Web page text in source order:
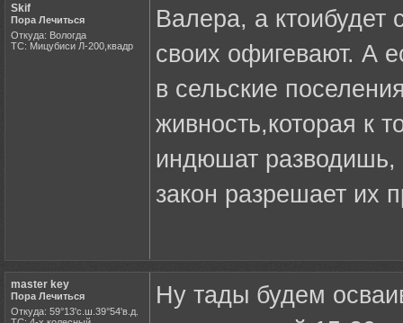
Skif
Пора Лечиться
Откуда: Вологда
ТС: Мицубиси Л-200,квадр
Валера, а ктоибудет
своих офигевают. А
в сельские
живность,которая к
индюшат
закон разрешает их
master key
Пора Лечиться
Откуда: 59°13'с.ш.39°54'в.д.
Ну тады будем